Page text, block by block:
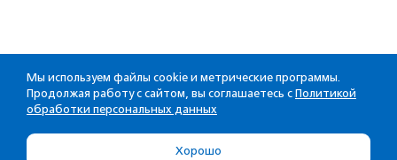
Мы используем файлы cookie и метрические программы.
Продолжая работу с сайтом, вы соглашаетесь с Политикой
обработки персональных данных
Хорошо